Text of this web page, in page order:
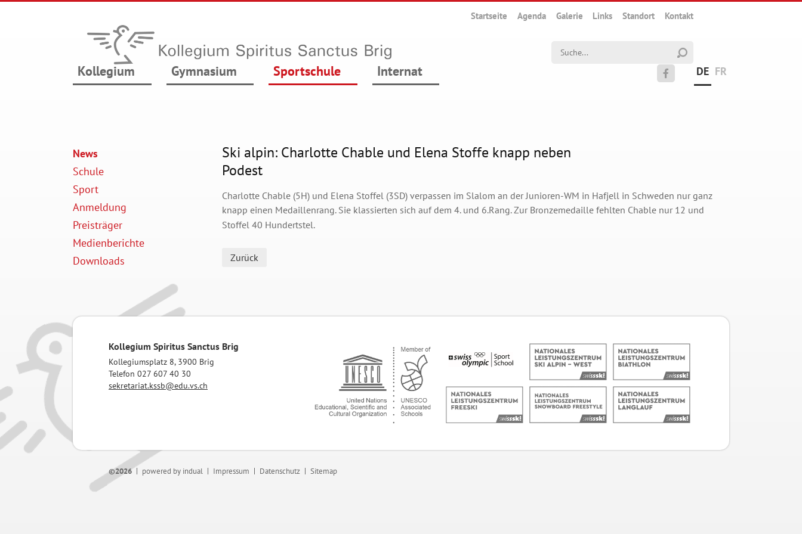
Startseite Agenda Galerie Links Standort Kontakt
Suchwort
Kollegium Gymnasium Sportschule Internat DE FR

News
Schule
Sport
Anmeldung
Preisträger
Medienberichte
Downloads
Ski alpin: Charlotte Chable und Elena Stoffe knapp neben
Podest
Charlotte Chable (5H) und Elena Stoffel (3SD) verpassen im Slalom an der Junioren-WM in Hafjell in Schweden nur ganz
knapp einen Medaillenrang. Sie klassierten sich auf dem 4. und 6.Rang. Zur Bronzemedaille fehlten Chable nur 12 und
Stoffel 40 Hundertstel.
Zurück
Kollegium Spiritus Sanctus Brig
Kollegiumsplatz 8, 3900 Brig
Telefon 027 607 40 30
sekretariat.kssb@edu.vs.ch
©2026 powered by indual Impressum Datenschutz Sitemap